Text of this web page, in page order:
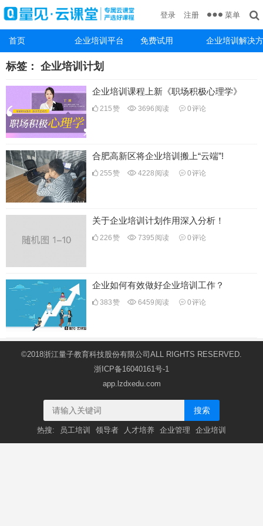
首页 企业培训平台 免费试用 企业培训解决
登录 注册 菜单
标签： 企业培训计划
企业培训课程上新《职场积极心理学》
215赞 3696 阅读 0评论
合肥高新区将企业培训搬上“云端”!
255赞 4228 阅读 0评论
关于企业培训计划作用深入分析！
226赞 7395 阅读 0评论
企业如何有效做好企业培训工作？
383赞 6459 阅读 0评论
©2018浙江量子教育科技股份有限公司ALL RIGHTS RESERVED.
浙ICP备16040161号-1
app.lzdxedu.com
搜索
热搜: 员工培训 领导者 人才培养 企业管理 企业培训